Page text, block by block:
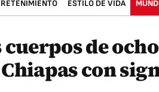
ESTILO DE VIDA
de
con